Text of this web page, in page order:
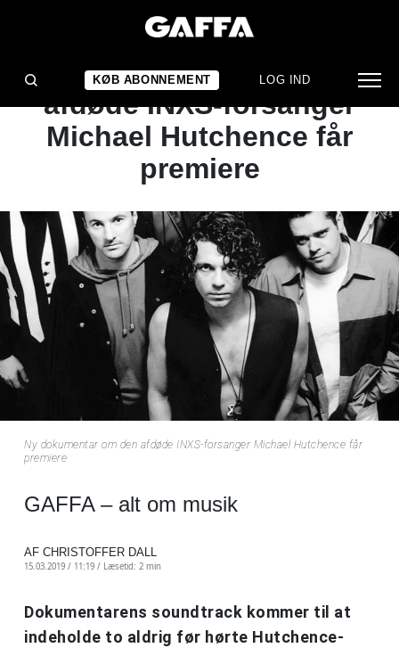
KØB ABONNEMENT LOG IND
NYHED
Ny dokumentar om den
afdøde INXS-forsanger
Michael Hutchence får
premiere
Ny dokumentar om den afdøde INXS-forsanger Michael Hutchence får
premiere
GAFFA – alt om musik
AF CHRISTOFFER DALL
15.03.2019 / 11:19 / Læsetid: 2 min
Dokumentarens soundtrack kommer til at
indeholde to aldrig før hørte Hutchence-